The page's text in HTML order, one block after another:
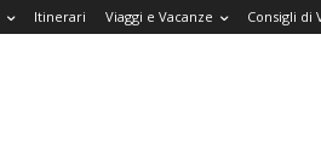
Itinerari Viaggi e Vacanze Consigli di